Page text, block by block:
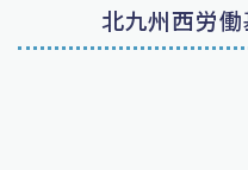
北九州西労